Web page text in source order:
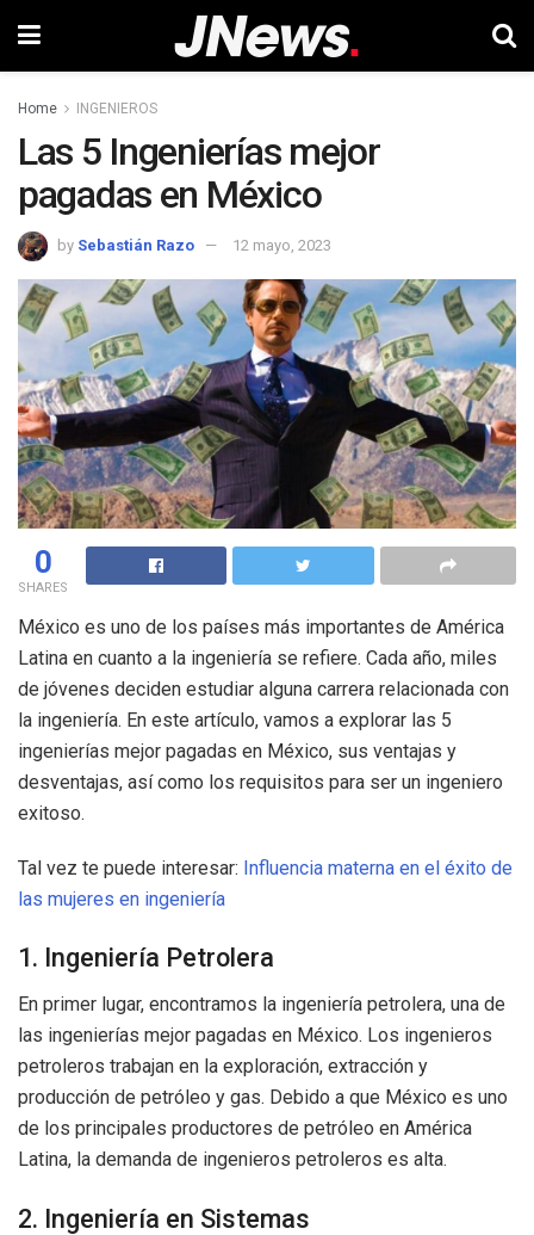
Home INGENIEROS
Las 5 Ingenierías mejor
pagadas en México
by Sebastián Razo 12 mayo, 2023
0
SHARES
México es uno de los países más importantes de América
Latina en cuanto a la ingeniería se refiere. Cada año, miles
de jóvenes deciden estudiar alguna carrera relacionada con
la ingeniería. En este artículo, vamos a explorar las 5
ingenierías mejor pagadas en México, sus ventajas y
desventajas, así como los requisitos para ser un ingeniero
exitoso.
Tal vez te puede interesar: Influencia materna en el éxito de
las mujeres en ingeniería
1. Ingeniería Petrolera
En primer lugar, encontramos la ingeniería petrolera, una de
las ingenierías mejor pagadas en México. Los ingenieros
petroleros trabajan en la exploración, extracción y
producción de petróleo y gas. Debido a que México es uno
de los principales productores de petróleo en América
Latina, la demanda de ingenieros petroleros es alta.
2. Ingeniería en Sistemas